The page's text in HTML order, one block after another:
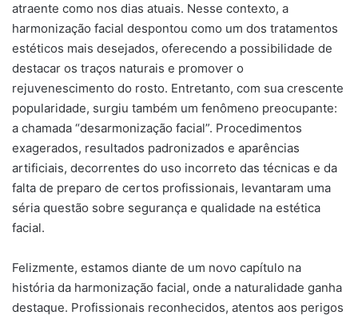
atraente como nos dias atuais. Nesse contexto, a
harmonização facial despontou como um dos tratamentos
estéticos mais desejados, oferecendo a possibilidade de
destacar os traços naturais e promover o
rejuvenescimento do rosto. Entretanto, com sua crescente
popularidade, surgiu também um fenômeno preocupante:
a chamada “desarmonização facial”. Procedimentos
exagerados, resultados padronizados e aparências
artificiais, decorrentes do uso incorreto das técnicas e da
falta de preparo de certos profissionais, levantaram uma
séria questão sobre segurança e qualidade na estética
facial.
Felizmente, estamos diante de um novo capítulo na
história da harmonização facial, onde a naturalidade ganha
destaque. Profissionais reconhecidos, atentos aos perigos